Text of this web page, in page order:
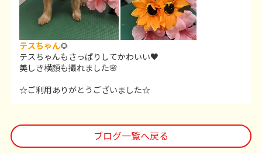
テスちゃん🌻
テスちゃんもさっぱりしてかわいい♥
美しき横顔も撮れました🌸
☆ご利用ありがとうございました☆
ブログ一覧へ戻る